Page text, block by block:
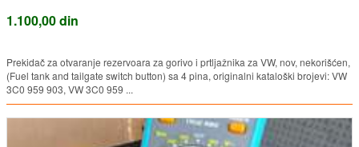
1.100,00 din
Prekidač za otvaranje rezervoara za gorivo i prtljažnika za VW, nov, nekorišćen,
(Fuel tank and tailgate switch button) sa 4 pina, originalni kataloški brojevi: VW
3C0 959 903, VW 3C0 959 ...